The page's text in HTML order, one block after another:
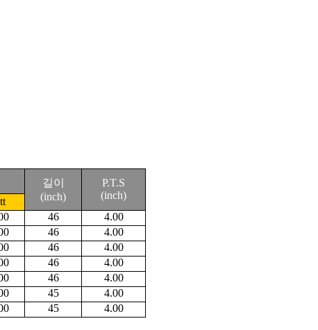
길이
(inch)
P.T.S
(inch)
46
4.00
46
4.00
46
4.00
46
4.00
46
4.00
45
4.00
45 4.00